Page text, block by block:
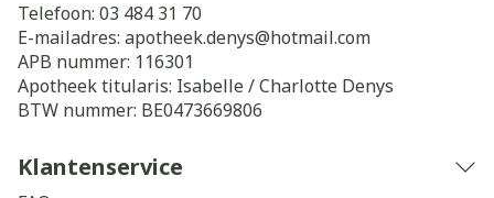
Telefoon: 03 484 31 70
E-mailadres: apotheek.denys@hotmail.com
APB nummer: 116301
Apotheek titularis: Isabelle / Charlotte Denys
BTW nummer: BE0473669806
Klantenservice